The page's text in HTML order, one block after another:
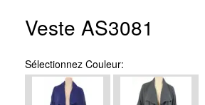
Veste AS3081
Sélectionnez Couleur: